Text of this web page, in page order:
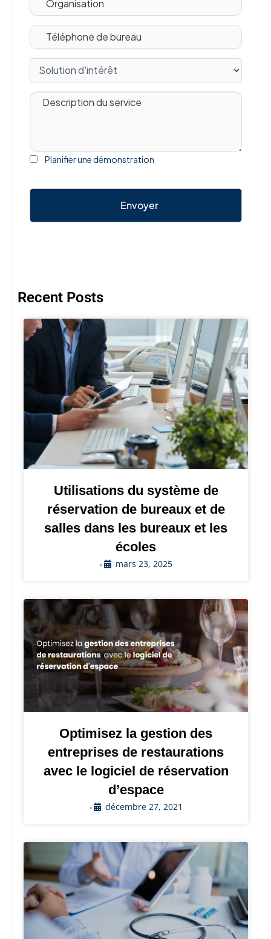
Planifier une démonstration
Envoyer
Recent Posts
Utilisations du système de
réservation de bureaux et de
salles dans les bureaux et les
écoles
• mars 23, 2025
Optimisez la gestion des
entreprises de restaurations
avec le logiciel de réservation
d’espace
• décembre 27, 2021